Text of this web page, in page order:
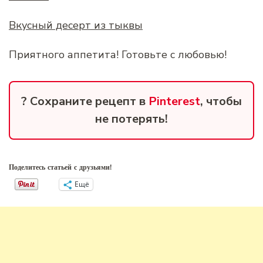
Вкусный десерт из тыквы
Приятного аппетита! Готовьте с любовью!
? Сохраните рецепт в Pinterest, чтобы
не потерять!
Поделитесь статьей с друзьями!
Ещё